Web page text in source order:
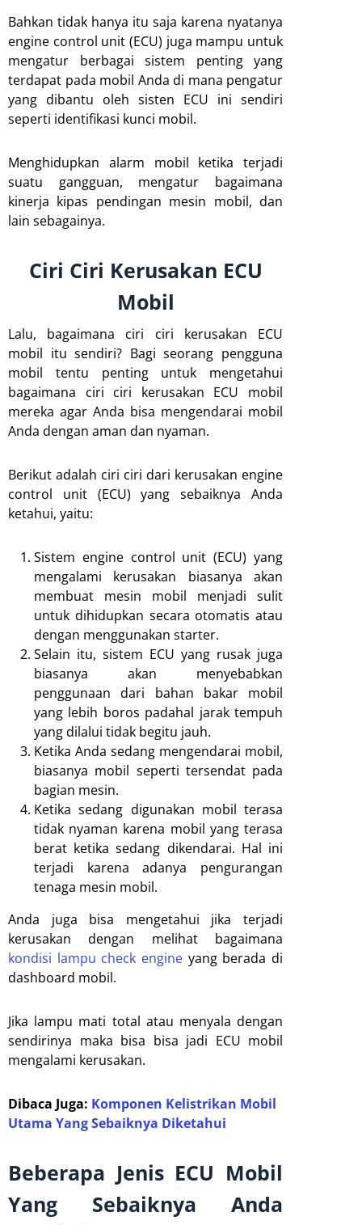
Bahkan tidak hanya itu saja karena nyatanya
engine control unit (ECU) juga mampu untuk
mengatur berbagai sistem penting yang
terdapat pada mobil Anda di mana pengatur
yang dibantu oleh sisten ECU ini sendiri
seperti identifikasi kunci mobil.
Menghidupkan alarm mobil ketika terjadi
suatu gangguan, mengatur bagaimana
kinerja kipas pendingan mesin mobil, dan
lain sebagainya.
Ciri Ciri Kerusakan ECU
Mobil
Lalu, bagaimana ciri ciri kerusakan ECU
mobil itu sendiri? Bagi seorang pengguna
mobil tentu penting untuk mengetahui
bagaimana ciri ciri kerusakan ECU mobil
mereka agar Anda bisa mengendarai mobil
Anda dengan aman dan nyaman.
Berikut adalah ciri ciri dari kerusakan engine
control unit (ECU) yang sebaiknya Anda
ketahui, yaitu:
Sistem engine control unit (ECU) yang
mengalami kerusakan biasanya akan
membuat mesin mobil menjadi sulit
untuk dihidupkan secara otomatis atau
dengan menggunakan starter.
Selain itu, sistem ECU yang rusak juga
biasanya akan menyebabkan
penggunaan dari bahan bakar mobil
yang lebih boros padahal jarak tempuh
yang dilalui tidak begitu jauh.
Ketika Anda sedang mengendarai mobil,
biasanya mobil seperti tersendat pada
bagian mesin.
Ketika sedang digunakan mobil terasa
tidak nyaman karena mobil yang terasa
berat ketika sedang dikendarai. Hal ini
terjadi karena adanya pengurangan
tenaga mesin mobil.
Anda juga bisa mengetahui jika terjadi
kerusakan dengan melihat bagaimana
kondisi lampu check engine yang berada di
dashboard mobil.
Jika lampu mati total atau menyala dengan
sendirinya maka bisa bisa jadi ECU mobil
mengalami kerusakan.
Dibaca Juga: Komponen Kelistrikan Mobil
Utama Yang Sebaiknya Diketahui
Beberapa Jenis ECU Mobil
Yang Sebaiknya Anda